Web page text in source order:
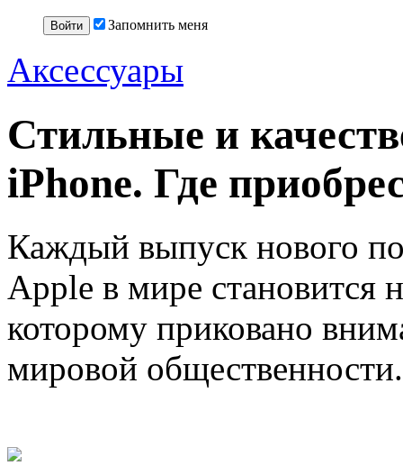
Запомнить меня
Аксессуары
Стильные и
iPhone. Где
Каждый выпуск нового
Apple в мире становится
которому приковано
мировой общественности.